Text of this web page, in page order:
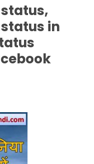
in